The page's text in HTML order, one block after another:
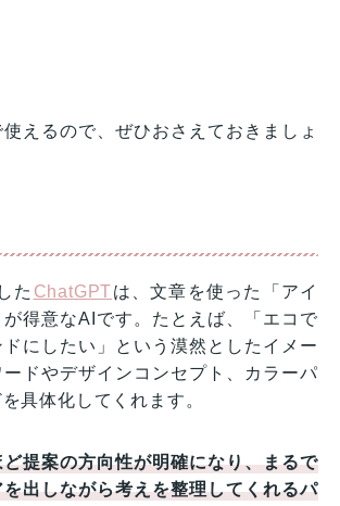
えるので、ぜひおさえておきましょ
た ChatGPTは、文章を使った「アイ
得意なAIです。たとえば、「エコで
にしたい」という漠然としたイメー
ドやデザインコンセプト、カラーパ
具体化してくれます。
提案の方向性が明確になり、まるで
出しながら考えを整理してくれるパ